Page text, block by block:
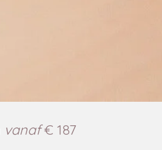
vanaf€ 187